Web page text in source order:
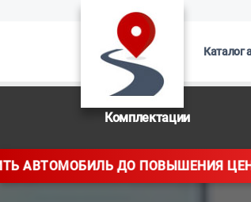
Каталог
Комплектации
ЦЕН! УСПЕЙТЕ